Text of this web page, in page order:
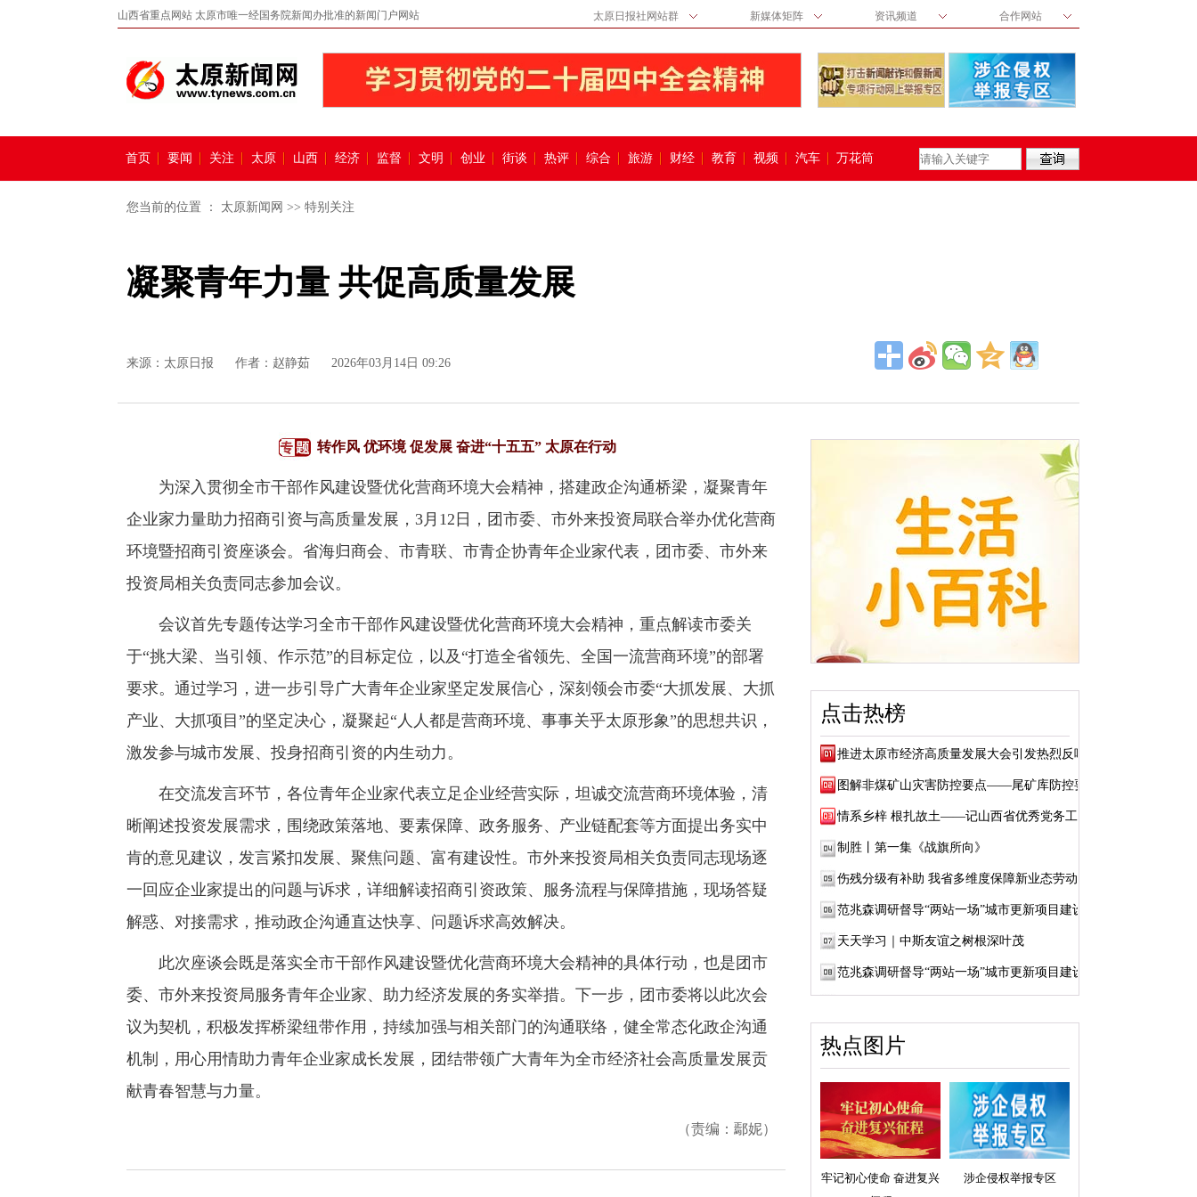
山西省重点网站 太原市唯一经国务院新闻办批准的新闻门户网站 太原日报社网站群 新媒体矩阵 资讯频道 合作网站
首页 要闻 关注 太原 山西 经济 监督 文明 创业 街谈 热评 综合 旅游 财经 教育 视频 汽车 万花筒
您当前的位置 ： 太原新闻网 >> 特别关注
凝聚青年力量 共促高质量发展
来源： 太原日报 作者：赵静茹 2026年03月14日 09:26
转作风 优环境 促发展 奋进“十五五” 太原在行动
为深入贯彻全市干部作风建设暨优化营商环境大会精神，搭建政企沟通桥梁，凝聚青年
企业家力量助力招商引资与高质量发展，3月12日，团市委、市外来投资局联合举办优化营商
环境暨招商引资座谈会。省海归商会、市青联、市青企协青年企业家代表，团市委、市外来
投资局相关负责同志参加会议。
会议首先专题传达学习全市干部作风建设暨优化营商环境大会精神，重点解读市委关
于“挑大梁、当引领、作示范”的目标定位，以及“打造全省领先、全国一流营商环境”的部署
要求。通过学习，进一步引导广大青年企业家坚定发展信心，深刻领会市委“大抓发展、大抓
产业、大抓项目”的坚定决心，凝聚起“人人都是营商环境、事事关乎太原形象”的思想共识，
激发参与城市发展、投身招商引资的内生动力。
在交流发言环节，各位青年企业家代表立足企业经营实际，坦诚交流营商环境体验，清
晰阐述投资发展需求，围绕政策落地、要素保障、政务服务、产业链配套等方面提出务实中
肯的意见建议，发言紧扣发展、聚焦问题、富有建设性。市外来投资局相关负责同志现场逐
一回应企业家提出的问题与诉求，详细解读招商引资政策、服务流程与保障措施，现场答疑
解惑、对接需求，推动政企沟通直达快享、问题诉求高效解决。
此次座谈会既是落实全市干部作风建设暨优化营商环境大会精神的具体行动，也是团市
委、市外来投资局服务青年企业家、助力经济发展的务实举措。下一步，团市委将以此次会
议为契机，积极发挥桥梁纽带作用，持续加强与相关部门的沟通联络，健全常态化政企沟通
机制，用心用情助力青年企业家成长发展，团结带领广大青年为全市经济社会高质量发展贡
献青春智慧与力量。
（责编：鄢妮）
点击热榜
推进太原市经济高质量发展大会引发热烈反响
图解非煤矿山灾害防控要点——尾矿库防控要点
情系乡梓 根扎故土——记山西省优秀党务工作...
制胜丨第一集《战旗所向》
伤残分级有补助 我省多维度保障新业态劳动者...
范兆森调研督导“两站一场”城市更新项目建设
天天学习｜中斯友谊之树根深叶茂
范兆森调研督导“两站一场”城市更新项目建设
热点图片
牢记初心使命 奋进复兴
涉企侵权举报专区